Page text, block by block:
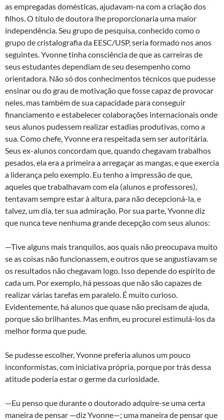
as empregadas domésticas, ajudavam-na com a criação dos
filhos. O título de doutora lhe proporcionaria uma maior
independência. Seu grupo de pesquisa, conhecido como o
grupo de cristalografia da EESC/USP, seria formado nos anos
seguintes. Yvonne tinha consciência de que as carreiras de
seus estudantes dependiam de seu desempenho como
orientadora. Não só dos conhecimentos técnicos que pudesse
ensinar ou do grau de motivação que fosse capaz de provocar
neles, mas também de sua capacidade para conseguir
financiamento e estabelecer colaborações internacionais onde
seus alunos pudessem realizar estadias produtivas, como a
sua. Como chefe, Yvonne era respeitada sem ser autoritária.
Seus ex-alunos concordam que, quando chegavam trabalhos
pesados, ela era a primeira a arregaçar as mangas, e que exercia
a liderança pelo exemplo. Eu tenho a impressão de que,
aqueles que trabalhavam com ela (alunos e professores),
tentavam sempre estar à altura, para não decepcioná-la, e
talvez, um dia, ter sua admiração. Por sua parte, Yvonne diz
que nunca teve nenhuma grande decepção com seus alunos:
—Tive alguns mais tranquilos, aos quais não preocupava muito
se as coisas não funcionassem, e outros que se angustiavam se
os resultados não chegavam logo. Isso depende do espírito de
cada um. Por exemplo, há pessoas que não são capazes de
realizar várias tarefas em paralelo. É muito curioso.
Evidentemente, há alunos que quase não precisam de ajuda,
porque são brilhantes. Mas enfim, eu procurei estimulá-los da
melhor forma que pude.
Se pudesse escolher, Yvonne preferia alunos um pouco
inconformistas, com iniciativa própria, porque por trás dessa
atitude poderia estar o germe da curiosidade.
—Eu penso que durante o doutorado adquire-se uma certa
maneira de pensar —diz Yvonne—; uma maneira de pensar que